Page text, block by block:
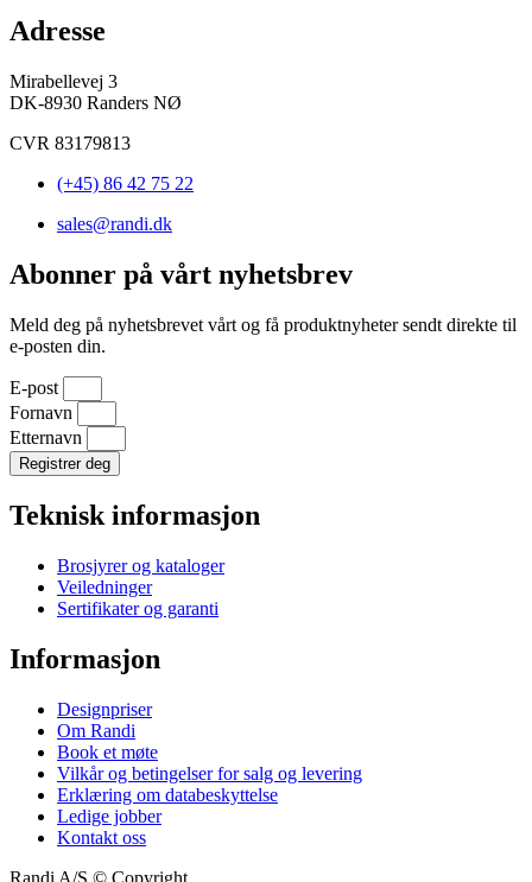
Adresse
Mirabellevej 3
DK-8930 Randers NØ
CVR 83179813
(+45) 86 42 75 22
sales@randi.dk
Abonner på vårt nyhetsbrev
Meld deg på nyhetsbrevet vårt og få produktnyheter sendt direkte til
e-posten din.
E-post
Fornavn
Etternavn
Registrer deg
Teknisk informasjon
Brosjyrer og kataloger
Veiledninger
Sertifikater og garanti
Informasjon
Designpriser
Om Randi
Book et møte
Vilkår og betingelser for salg og levering
Erklæring om databeskyttelse
Ledige jobber
Kontakt oss
Randi A/S © Copyright